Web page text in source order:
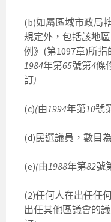
(b)如屬區域市政局
規定外，包括該地
例》(第1097章)所
1984年第65號第4條
訂)
(c)(由1994年第10號
(d)民選議員，數目
(e)(由1988年第82號
(2)任何人在出任任
出任其他區議會的議